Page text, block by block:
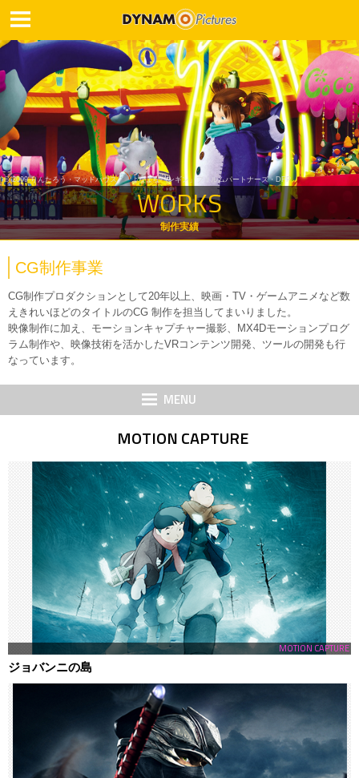
© 2009 りんたろう・マッドハウス／「よなよなペンギン」フィルムパートナーズ・DFP
WORKS
制作実績
CG制作事業
CG制作プロダクションとして20年以上、映画・TV・ゲームアニメなど数
えきれいほどのタイトルのCG 制作を担当してまいりました。
映像制作に加え、モーションキャプチャー撮影、MX4Dモーションプログ
ラム制作や、映像技術を活かしたVRコンテンツ開発、ツールの開発も行
なっています。
MENU
MOTION CAPTURE
MOTION CAPTURE
ジョバンニの島